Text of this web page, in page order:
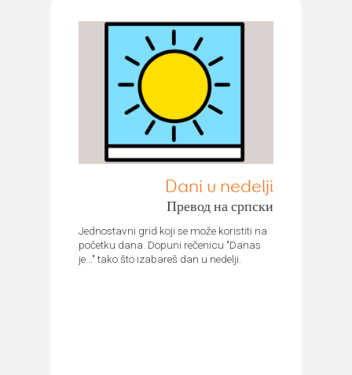
Dani u nedelji
Превод на српски
Jednostavni grid koji se može koristiti na
početku dana. Dopuni rečenicu "Danas
je..." tako što izabareš dan u nedelji.